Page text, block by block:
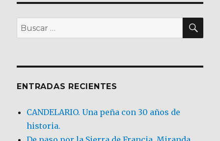
Buscar
por:
ENTRADAS RECIENTES
CANDELARIO. Una peña con 30 años de
historia.